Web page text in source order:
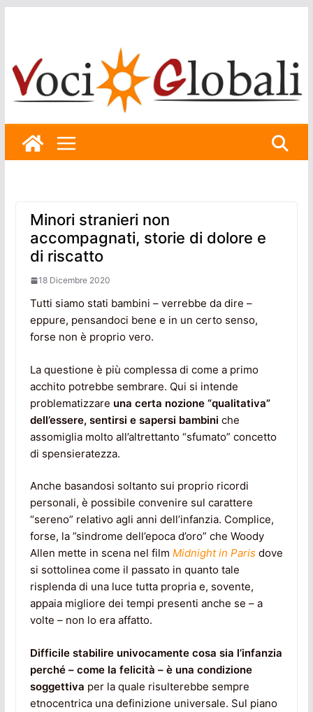
Minori stranieri non
accompagnati, storie di dolore e
di riscatto
18 Dicembre 2020
Tutti siamo stati bambini – verrebbe da dire –
eppure, pensandoci bene e in un certo senso,
forse non è proprio vero.
La questione è più complessa di come a primo
acchito potrebbe sembrare. Qui si intende
problematizzare una certa nozione “qualitativa”
dell’essere, sentirsi e sapersi bambini che
assomiglia molto all’altrettanto “sfumato” concetto
di spensieratezza.
Anche basandosi soltanto sui proprio ricordi
personali, è possibile convenire sul carattere
“sereno” relativo agli anni dell’infanzia. Complice,
forse, la ”sindrome dell’epoca d’oro” che Woody
Allen mette in scena nel film Midnight in Parisdove
si sottolinea come il passato in quanto tale
risplenda di una luce tutta propria e, sovente,
appaia migliore dei tempi presenti anche se – a
volte – non lo era affatto.
Difficile stabilire univocamente cosa sia l’infanzia
perché – come la felicità – è una condizione
soggettiva per la quale risulterebbe sempre
etnocentrica una definizione universale. Sul piano